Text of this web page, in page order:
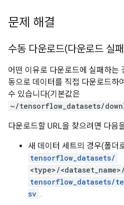
문제 해결
수동 다운로드(다운로드 실
어떤 이유로 다운로드에 실패하는
동으로 데이터를 직접 다운로드하
수 있습니다(기본값은
~/tensorflow_datasets/
다운로드할 URL을 찾으려면 다음
새 데이터 세트의 경우(폴더
tensorflow_datasets/
<type>/
tensorflow_datasets/
sv .